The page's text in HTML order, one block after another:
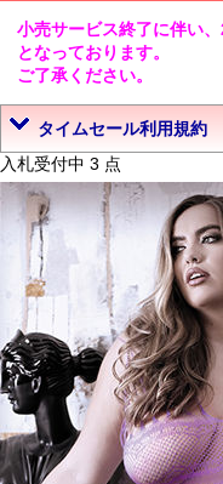
小売サービス終了に伴い
となっております。
ご了承ください。
タイムセール利用規約
入札受付中 3 点